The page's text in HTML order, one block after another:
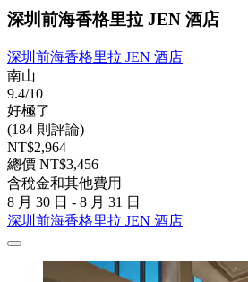
深圳前海香格里拉 JEN 酒店
深圳前海香格里拉 JEN 酒店
南山
9.4/10
好極了
(184 則評論)
NT$2,964
總價 NT$3,456
含稅金和其他費用
8 月 30 日 - 8 月 31 日
深圳前海香格里拉 JEN 酒店